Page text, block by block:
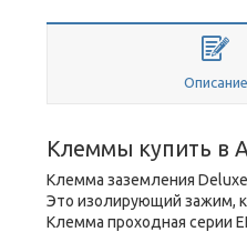
Описание
Клеммы купить в
Клемма заземления
Это изолирующий зажим,
Клемма проходная серии